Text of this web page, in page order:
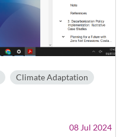
Climate Adaptation
08 Jul 2024